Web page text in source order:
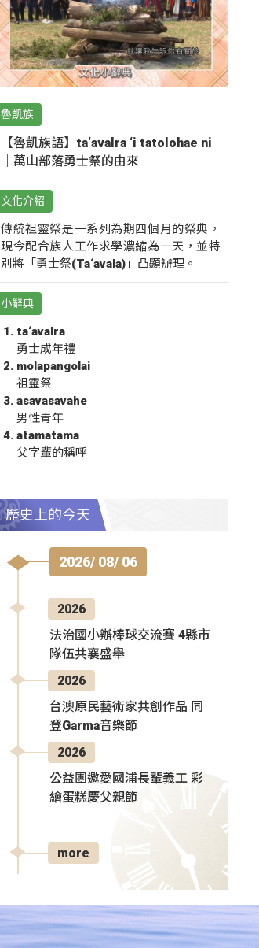
魯凱族
【魯凱族語】ta‘avalra ‘i tatolohae ni
｜萬山部落勇士祭的由來
文化介紹
傳統祖靈祭是一系列為期四個月的祭典，
現今配合族人工作求學濃縮為一天，並特
別將「勇士祭(Ta‘avala)」凸顯辦理。
小辭典
ta‘avalra
勇士成年禮
molapangolai
祖靈祭
asavasavahe
男性青年
atamatama
父字輩的稱呼
歷史上的今天
2026/ 08/ 06
2026
法治國小辦棒球交流賽 4縣市
隊伍共襄盛舉
2026
台澳原民藝術家共創作品 同
登Garma音樂節
2026
公益團邀愛國浦長輩義工 彩
繪蛋糕慶父親節
more